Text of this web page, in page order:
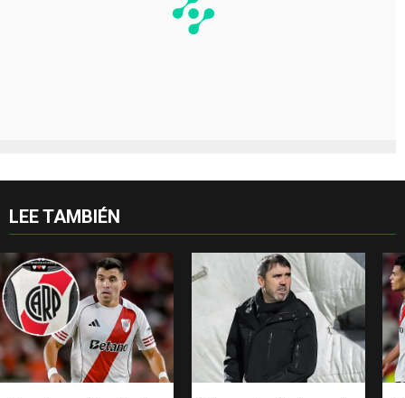
LEE TAMBIÉN